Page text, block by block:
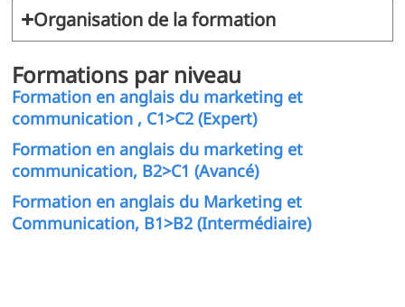
Organisation de la formation
Formations par niveau
Formation en anglais du marketing et
communication , C1>C2 (Expert)
Formation en anglais du marketing et
communication, B2>C1 (Avancé)
Formation en anglais du Marketing et
Communication, B1>B2 (Intermédiaire)